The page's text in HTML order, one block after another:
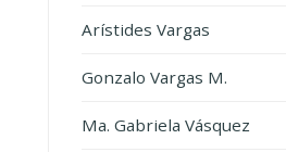
Arístides Vargas
Gonzalo Vargas M.
Ma. Gabriela Vásquez